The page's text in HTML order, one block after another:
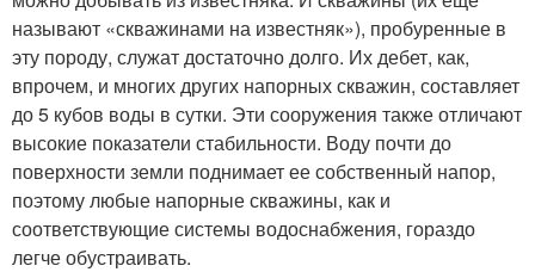
называют «скважинами на известняк»), пробуренные в
эту породу, служат достаточно долго. Их дебет, как,
впрочем, и многих других напорных скважин, составляет
до 5 кубов воды в сутки. Эти сооружения также отличают
высокие показатели стабильности. Воду почти до
поверхности земли поднимает ее собственный напор,
поэтому любые напорные скважины, как и
соответствующие системы водоснабжения, гораздо
легче обустраивать.